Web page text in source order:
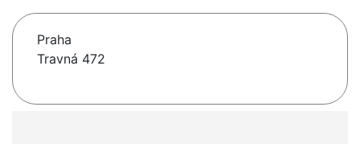
Praha
Travná 472